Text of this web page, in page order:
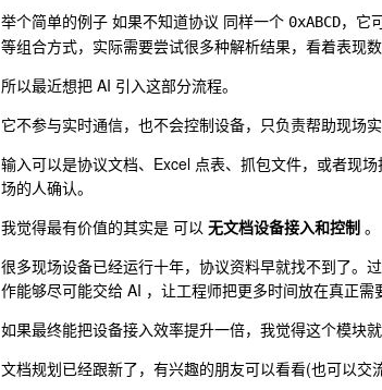
举个简单的例子 如果不知道协议 同样一个 0xABCD，它
等组合方式，实际需要尝试很多种解析结果，看着表现数
所以最近想把 AI 引入这部分流程。
它不参与实时通信，也不会控制设备，只负责帮助现场
输入可以是协议文档、Excel 点表、抓包文件，或者现
场的人确认。
我觉得最有价值的其实是 可以 无文档设备接入和控制 。
很多现场设备已经运行十年，协议资料早就找不到了。
作能够尽可能交给 AI ，让工程师把更多时间放在真正需
如果最终能把设备接入效率提升一倍，我觉得这个模块就
文档规划已经跟新了，有兴趣的朋友可以看看(也可以交